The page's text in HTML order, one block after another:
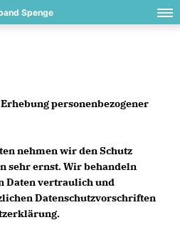
Spenge
personenbezogener
nehmen wir den Schutz
sehr ernst. Wir behandeln
Daten vertraulich und
Datenschutzvorschriften